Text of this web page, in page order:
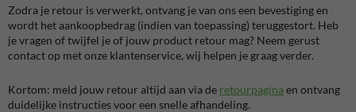
Zodra je retour is verwerkt, ontvang je van ons een bevestiging en
wordt het aankoopbedrag (indien van toepassing) teruggestort. Heb
je vragen of twijfel je of jouw product retour mag? Neem gerust
contact op met onze klantenservice, wij helpen je graag verder.
Kortom: meld jouw retour altijd aan via de retourpagina en ontvang
duidelijke instructies voor een snelle afhandeling.